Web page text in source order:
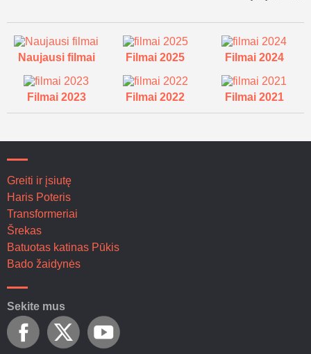
Naujausi filmai Filmai 2025 Filmai 2024
Filmai 2023 Filmai 2022 Filmai 2021
Greiti ir įsiutę
Haris Poteris
Transformeriai
Šrekas
Batuotas katinas Pūkis
Bado žaidynės
Sekite mus